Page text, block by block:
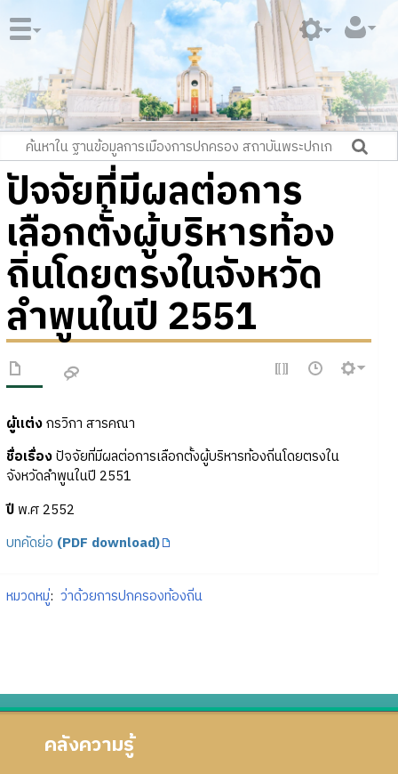
ปัจจัยที่มีผลต่อการ
เลือกตั้งผู้บริหารท้อง
ถิ่นโดยตรงในจังหวัด
ลำพูนในปี 2551
ผู้แต่งกรวิกา สารคณา
ชื่อเรื่องปัจจัยที่มีผลต่อการเลือกตั้งผู้บริหารท้องถิ่นโดยตรงใน
จังหวัดลำพูนในปี 2551
ปีพ.ศ 2552
บทคัดย่อ (PDF download)
หมวดหมู่: ว่าด้วยการปกครองท้องถิ่น
คลังความรู้